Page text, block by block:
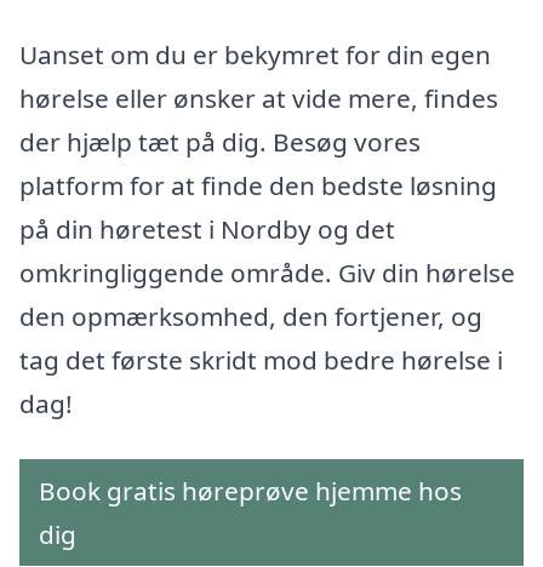
Uanset om du er bekymret for din egen
hørelse eller ønsker at vide mere, findes
der hjælp tæt på dig. Besøg vores
platform for at finde den bedste løsning
på din høretest i Nordby og det
omkringliggende område. Giv din hørelse
den opmærksomhed, den fortjener, og
tag det første skridt mod bedre hørelse i
dag!
Book gratis høreprøve hjemme hos
dig